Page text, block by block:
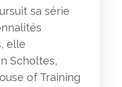
sa série
elle
Scholtes,
of Training